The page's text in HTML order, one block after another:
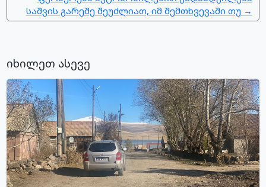
საშვის გარეშე შეუძლიათ, იმ შემთხვევაში თუ →
იხილეთ ასევე